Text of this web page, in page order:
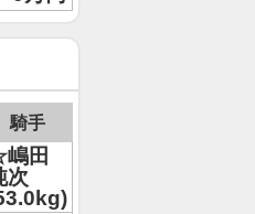
騎手
田
次